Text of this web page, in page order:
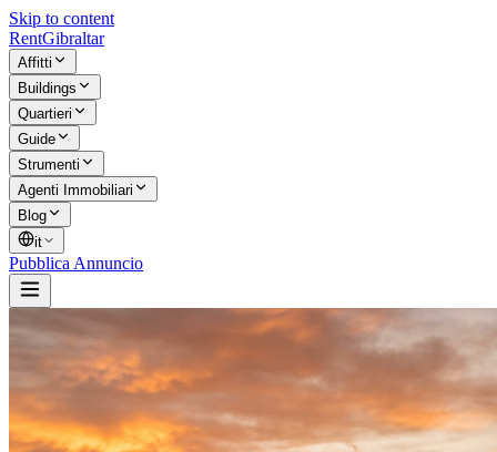
Skip to content
RentGibraltar
Affitti
Buildings
Quartieri
Guide
Strumenti
Agenti Immobiliari
Blog
it
Pubblica Annuncio